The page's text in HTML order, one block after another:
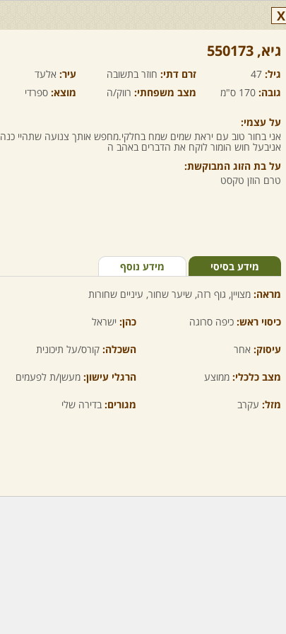
X
גיא,‏ 550173
גיל: 47 זרם דתי: חוזר בתשובה עיר: אלעד
גובה: 170 ס"מ מצב משפחתי: רווק/ה מוצא: ספרדי
על עצמי:
אני בחור טוב עם יראת שמים שמח בחלקי.מחפש אותך צנועה שתהיי כנה
אניבעל חוש הומור לוקח את הדברים באהב ה
על בת הזוג המבוקשת:
טרם הוזן טקסט
מידע בסיסי מידע נוסף
מראה: מצויין, גוף רזה, שיער שחור, עיניים שחורות
כיסוי ראש: כיפה סרוגה כהן: ישראל
עיסוק: אחר השכלה: קורס/על תיכונית
מצב כלכלי: ממוצע הרגלי עישון: מעשן/ת לפעמים
מזל: עקרב מגורים: בדירה שלי